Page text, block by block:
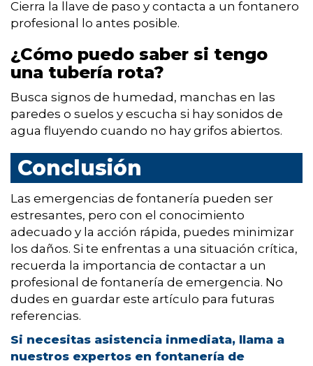
Cierra la llave de paso y contacta a un fontanero
profesional lo antes posible.
¿Cómo puedo saber si tengo
una tubería rota?
Busca signos de humedad, manchas en las
paredes o suelos y escucha si hay sonidos de
agua fluyendo cuando no hay grifos abiertos.
Conclusión
Las emergencias de fontanería pueden ser
estresantes, pero con el conocimiento
adecuado y la acción rápida, puedes minimizar
los daños. Si te enfrentas a una situación crítica,
recuerda la importancia de contactar a un
profesional de fontanería de emergencia. No
dudes en guardar este artículo para futuras
referencias.
Si necesitas asistencia inmediata, llama a
nuestros expertos en fontanería de